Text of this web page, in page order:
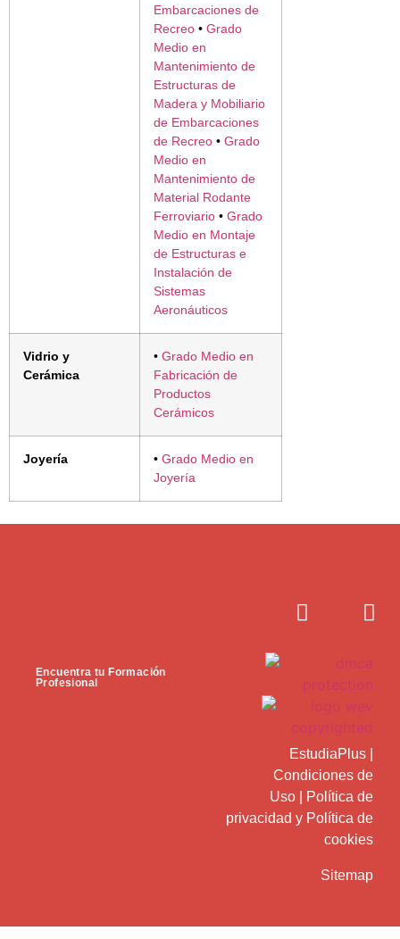
Embarcaciones de
Recreo • Grado
Medio en
Mantenimiento de
Estructuras de
Madera y Mobiliario
de Embarcaciones
de Recreo • Grado
Medio en
Mantenimiento de
Material Rodante
Ferroviario • Grado
Medio en Montaje
de Estructuras e
Instalación de
Sistemas
Aeronáuticos
Vidrio y
Cerámica
• Grado Medio en
Fabricación de
Productos
Cerámicos
Joyería • Grado Medio en
Joyería
Encuentra tu Formación
Profesional
EstudiaPlus
Condiciones de
Uso
Política de
privacidad y Política de
cookies
Sitemap